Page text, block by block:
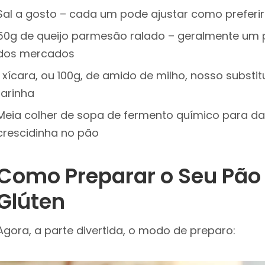
a gosto – cada um pode ajustar como
de queijo parmesão ralado – geralmente um
mercados
xícara, ou 100g, de amido de milho, nosso
colher de sopa de fermento químico para
no pão
Preparar o Seu
a parte divertida, o modo de preparo: